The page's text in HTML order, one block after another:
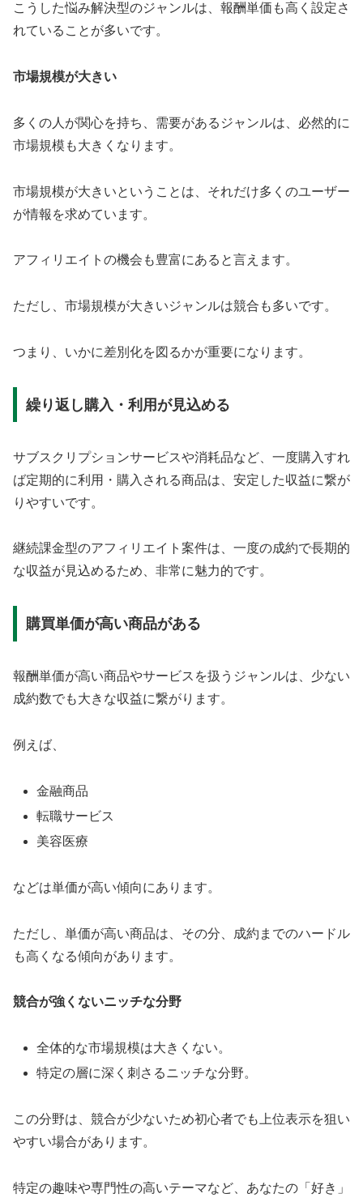
こうした悩み解決型のジャンルは、報酬単価も高く設定さ
れていることが多いです。
市場規模が大きい
多くの人が関心を持ち、需要があるジャンルは、必然的に
市場規模も大きくなります。
市場規模が大きいということは、それだけ多くのユーザー
が情報を求めています。
アフィリエイトの機会も豊富にあると言えます。
ただし、市場規模が大きいジャンルは競合も多いです。
つまり、いかに差別化を図るかが重要になります。
繰り返し購入・利用が見込める
サブスクリプションサービスや消耗品など、一度購入すれ
ば定期的に利用・購入される商品は、安定した収益に繋が
りやすいです。
継続課金型のアフィリエイト案件は、一度の成約で長期的
な収益が見込めるため、非常に魅力的です。
購買単価が高い商品がある
報酬単価が高い商品やサービスを扱うジャンルは、少ない
成約数でも大きな収益に繋がります。
例えば、
金融商品
転職サービス
美容医療
などは単価が高い傾向にあります。
ただし、単価が高い商品は、その分、成約までのハードル
も高くなる傾向があります。
競合が強くないニッチな分野
全体的な市場規模は大きくない。
特定の層に深く刺さるニッチな分野。
この分野は、競合が少ないため初心者でも上位表示を狙い
やすい場合があります。
特定の趣味や専門性の高いテーマなど、あなたの「好き」